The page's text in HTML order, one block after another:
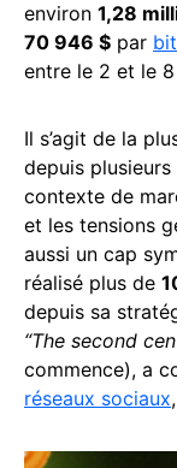
environ 1,28
70 946 $ par
entre le 2 et le 8
Il s’agit de la
depuis
contexte de
et les tensions
aussi un cap
réalisé plus de
depuis sa
“The second
commence), a
réseaux sociaux